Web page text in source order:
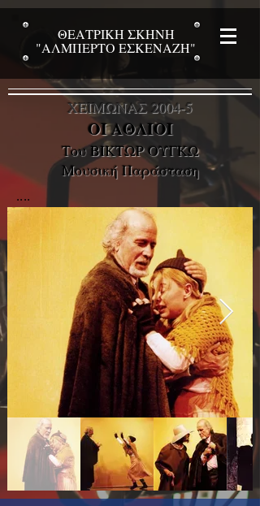
ΘΕΑΤΡΙΚΗ ΣΚΗΝΗ
"ΑΛΜΠΕΡΤΟ ΕΣΚΕΝΑΖΗ"
ΧΕΙΜΩΝΑΣ 2004-5
ΟΙ ΑΘΛΙΟΙ
Του ΒΙΚΤΩΡ ΟΥΓΚΩ
Μουσική Παράσταση
....